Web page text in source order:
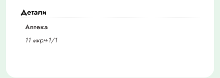
Детали
Аптека
11 мкрн-1/1